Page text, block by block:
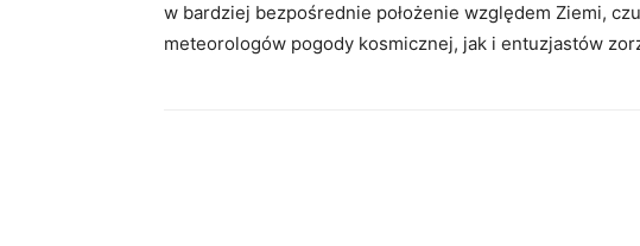
w bardziej bezpośrednie położenie względem Ziemi,
meteorologów pogody kosmicznej, jak i entuzjastów